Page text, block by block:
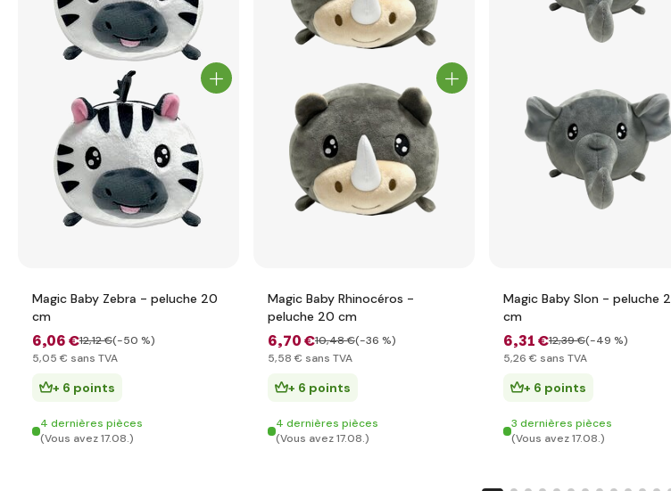
Magic Baby Zebra - peluche 20
cm
6,06 €12,12 €(-50 %)
5,05 € sans TVA
+ 6 points
4 dernières pièces
(Vous avez 17.08.)
Magic Baby Rhinocéros -
peluche 20 cm
6,70 €10,48 €(-36 %)
5,58 € sans TVA
+ 6 points
4 dernières pièces
(Vous avez 17.08.)
Magic Baby Slon - peluche
cm
6,31 €12,39 €(-49 %)
5,26 € sans TVA
+ 6 points
3 dernières pièces
(Vous avez 17.08.)